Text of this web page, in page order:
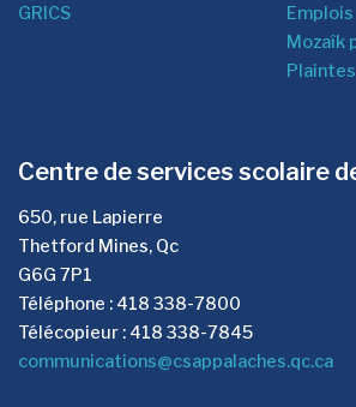
GRICS
Emplois
Mozaîk
Plaintes
Centre de services scolaire
650, rue Lapierre
Thetford Mines, Qc
G6G 7P1
Téléphone : 418 338-7800
Télécopieur : 418 338-7845
communications@csappalaches.qc.ca